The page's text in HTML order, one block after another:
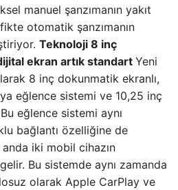
manuel şanzımanın yakıt
otomatik şanzımanın
Teknoloji 8 inç
ekran artık standart Yeni
8 inç dokunmatik ekranlı,
eğlence sistemi ve 10,25 inç
eğlence sistemi aynı
bağlantı özelliğine de
iki mobil cihazın
Bu sistemde aynı zamanda
olarak Apple CarPlay ve